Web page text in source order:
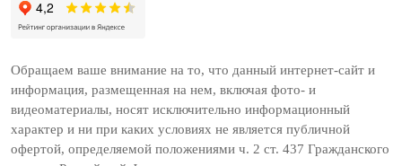
Обращаем ваше внимание на то, что данный интернет-сайт и
информация, размещенная на нем, включая фото- и
видеоматериалы, носят исключительно информационный
характер и ни при каких условиях не является публичной
офертой, определяемой положениями ч. 2 ст. 437 Гражданского